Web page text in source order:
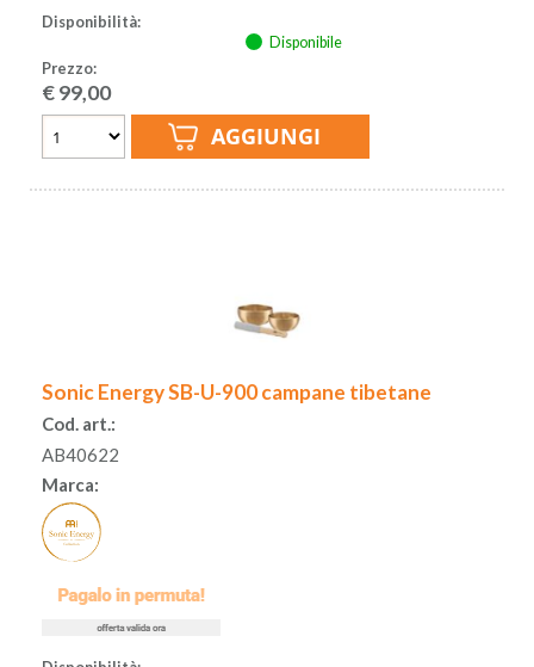
Disponibilità:
Disponibile
Prezzo:
€99,00
Sonic Energy SB-U-900 campane tibetane
Cod. art.:
AB40622
Marca: